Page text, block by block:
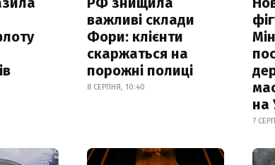
важливі склади
Фори: клієнти
скаржаться на
порожні полиці
8 СЕРПНЯ, 10:40
на
7